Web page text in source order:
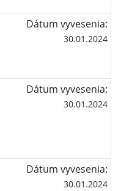
Dátum vyvesenia:
30.01.2024
Dátum vyvesenia:
30.01.2024
Dátum vyvesenia:
30.01.2024